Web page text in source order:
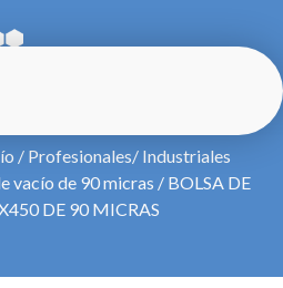
/ Profesionales/ Industriales
vacío de 90 micras / BOLSA DE
DE 90 MICRAS